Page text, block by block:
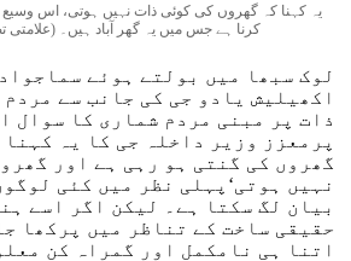
یہ کہنا کہ گھروں کی کوئی ذات نہیں ہوتی، اس وسیع
کرنا ہے جس میں یہ گھر آباد ہیں۔ (علامتی
لوک سبھا میں بولتے ہوئے
اکھیلیش یادو جی کی جانب سے
ذات پر مبنی مردم شماری کا سوال
پرمعزز وزیر داخلہ جی کا یہ کہنا
گھروں کی گنتی ہو رہی ہے اور
نہیں ہوتی‘پہلی نظر میں کئی
بیان لگ سکتا ہے۔ لیکن اگر اسے
حقیقی ساخت کے تناظر میں پرکھا
اتنا ہی نامکمل اور گمراہ کن